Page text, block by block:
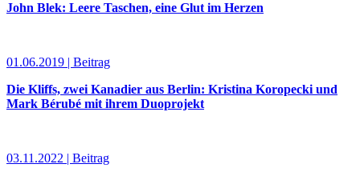
John Blek: Leere Taschen, eine Glut im Herzen
01.06.2019 | Beitrag
Die Kliffs, zwei Kanadier aus Berlin: Kristina Koropecki und
Mark Bérubé mit ihrem Duoprojekt
03.11.2022 | Beitrag